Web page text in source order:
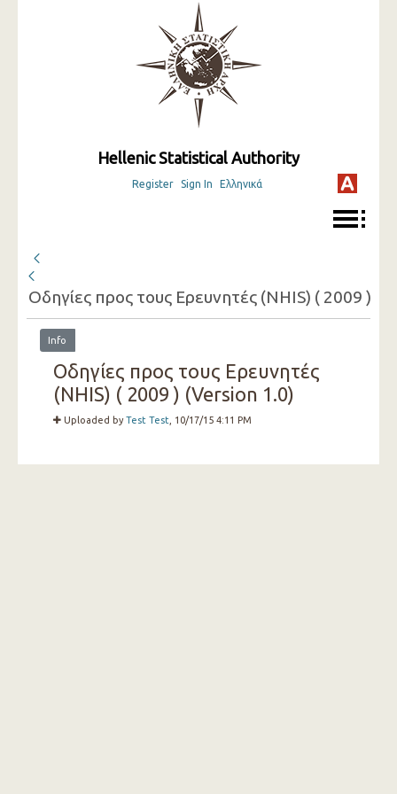
Hellenic Statistical Authority
Register Sign In Ελληνικά
Οδηγίες προς τους Ερευνητές (NHIS) ( 2009 )
Info
Οδηγίες προς τους Ερευνητές
(NHIS) ( 2009 ) (Version 1.0)
Uploaded byTest Test , 10/17/15 4:11 PM